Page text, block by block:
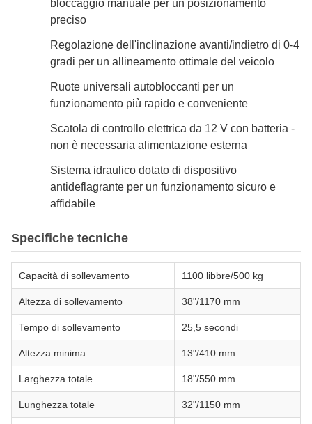
bloccaggio manuale per un posizionamento
preciso
Regolazione dell'inclinazione avanti/indietro di 0-4
gradi per un allineamento ottimale del veicolo
Ruote universali autobloccanti per un
funzionamento più rapido e conveniente
Scatola di controllo elettrica da 12 V con batteria -
non è necessaria alimentazione esterna
Sistema idraulico dotato di dispositivo
antideflagrante per un funzionamento sicuro e
affidabile
Specifiche tecniche
Capacità di sollevamento 1100 libbre/500 kg
Altezza di sollevamento 38"/1170 mm
Tempo di sollevamento 25,5 secondi
Altezza minima 13"/410 mm
Larghezza totale 18"/550 mm
Lunghezza totale 32"/1150 mm